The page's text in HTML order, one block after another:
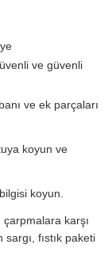
ve güvenli
ve ek parçaları
koyun ve
koyun.
karşı
fıstık paketi